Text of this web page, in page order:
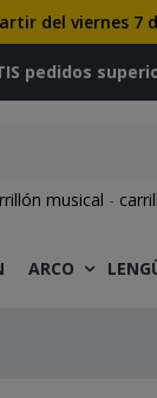
del viernes 7
pedidos
musical -
ARCO